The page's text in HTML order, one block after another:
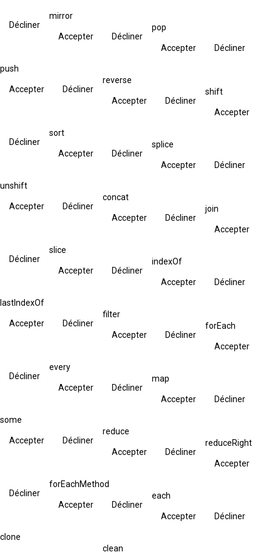
Décliner
mirror
Accepter Décliner
pop
Accepter Décliner
push
Accepter Décliner
reverse
Accepter Décliner
shift
Accepter
Décliner
sort
Accepter Décliner
splice
Accepter Décliner
unshift
Accepter Décliner
concat
Accepter Décliner
join
Accepter
Décliner
slice
Accepter Décliner
indexOf
Accepter Décliner
lastIndexOf
Accepter Décliner
filter
Accepter Décliner
forEach
Accepter
Décliner
every
Accepter Décliner
map
Accepter Décliner
some
Accepter Décliner
reduce
Accepter Décliner
reduceRight
Accepter
Décliner
forEachMethod
Accepter Décliner
each
Accepter Décliner
clone
clean